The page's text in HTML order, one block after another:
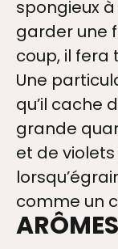
spongieux à
garder une
coup, il fera
Une
qu’il cache
grande
et de
comme un
ARÔMES